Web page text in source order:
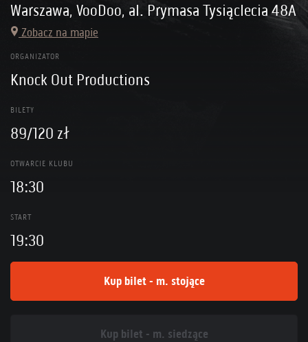
Warszawa, VooDoo, al. Prymasa Tysiąclecia 48A
Zobacz na mapie
ORGANIZATOR
Knock Out Productions
BILETY
89/120 zł
OTWARCIE KLUBU
18:30
START
19:30
Kup bilet - m. stojące
Kup bilet - m. siedzące